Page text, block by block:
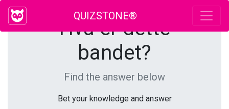
QUIZSTONE®
Hva er dette
bandet?
Find the answer below
Bet your knowledge and answer